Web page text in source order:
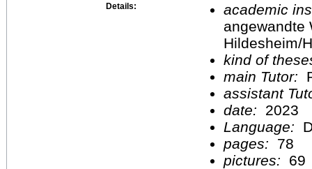
Details:
academic
angewandte
Hildesheim/
kind of
main Tutor:
assistant
date:
2023
Language:
pages:
78
pictures:
69